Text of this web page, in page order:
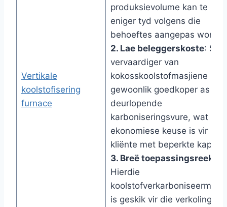
Vertikale
koolstofisering
furnace
produksievolume kan te
eniger tyd volgens die
behoeftes aangepas word.
2. Lae beleggerskoste:
vervaardiger van
kokosskoolstofmasjiene is
gewoonlik goedkoper as
deurlopende
karboniseringsvure, wat ’n
ekonomiese keuse is vir
kliënte met beperkte
3. Breë toepassingsreeks
Hierdie
is geskik vir die verkoling